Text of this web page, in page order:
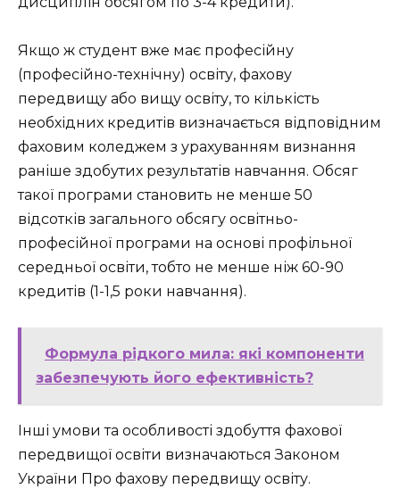
Якщо ж студент вже має професійну
(професійно-технічну) освіту, фахову
передвищу або вищу освіту, то кількість
необхідних кредитів визначається відповідним
фаховим коледжем з урахуванням визнання
раніше здобутих результатів навчання. Обсяг
такої програми становить не менше 50
відсотків загального обсягу освітньо-
професійної програми на основі профільної
середньої освіти, тобто не менше ніж 60-90
кредитів (1-1,5 роки навчання).
Формула рідкого мила: які компоненти
забезпечують його ефективність?
Інші умови та особливості здобуття фахової
передвищої освіти визначаються Законом
України Про фахову передвищу освіту.